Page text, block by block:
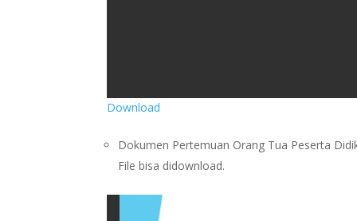
Download
Dokumen Pertemuan Orang Tua Peserta
File bisa didownload.